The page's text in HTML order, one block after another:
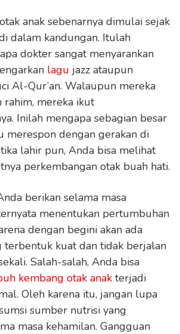
otak anak sebenarnya dimulai sejak
dalam kandungan. Itulah
dokter sangat menyarankan
lagu jazz ataupun
Al-Qur’an. Walaupun mereka
rahim, mereka ikut
Inilah mengapa sebagian besar
merespon dengan gerakan di
lahir pun, Anda bisa melihat
perkembangan otak buah hati.
berikan selama masa
menentukan pertumbuhan
dengan begini akan ada
terbentuk kuat dan tidak berjalan
Salah-salah, Anda bisa
kembang otak anak terjadi
Oleh karena itu, jangan lupa
sumber nutrisi yang
masa kehamilan. Gangguan